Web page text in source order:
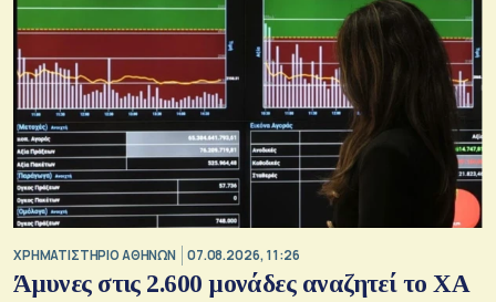
XΡΗΜΑΤΙΣΤΗΡΙΟ ΑΘΗΝΩΝ 07.08.2026, 11:26
Άμυνες στις 2.600 μονάδες αναζητεί το ΧΑ